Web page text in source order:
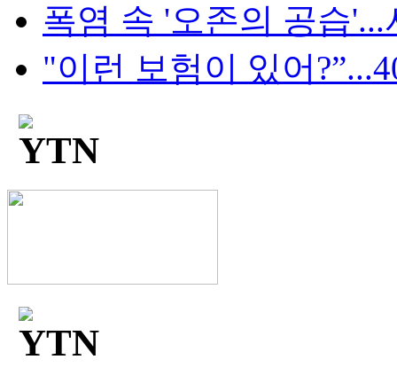
폭염 속 '오존의 공습'...
"이런 보험이 있어